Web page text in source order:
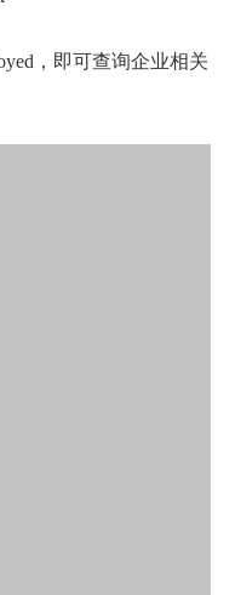
，即可查询企业相关